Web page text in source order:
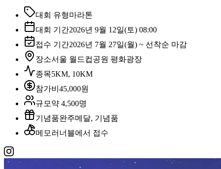
대회 유형마라톤
대회 기간2026년 9월 12일(토) 08:00
접수 기간2026년 7월 27일(월) ~ 선착순 마감
장소서울 월드컵공원 평화광장
종목5KM, 10KM
참가비 45,000원
규모 약 4,500명
기념품완주메달, 기념품
메모 러너블에서 접수